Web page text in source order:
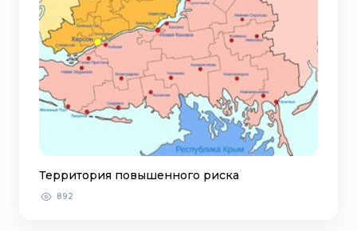
Территория повышенного риска
892